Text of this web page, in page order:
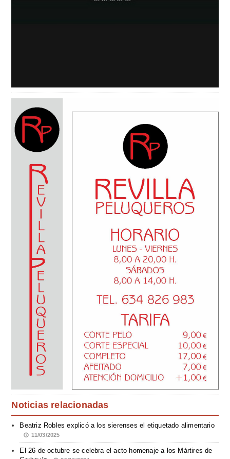
Noticias relacionadas
Beatriz Robles explicó a los sierenses el etiquetado alimentario
11/03/2025
El 26 de octubre se celebra el acto homenaje a los Mártires de